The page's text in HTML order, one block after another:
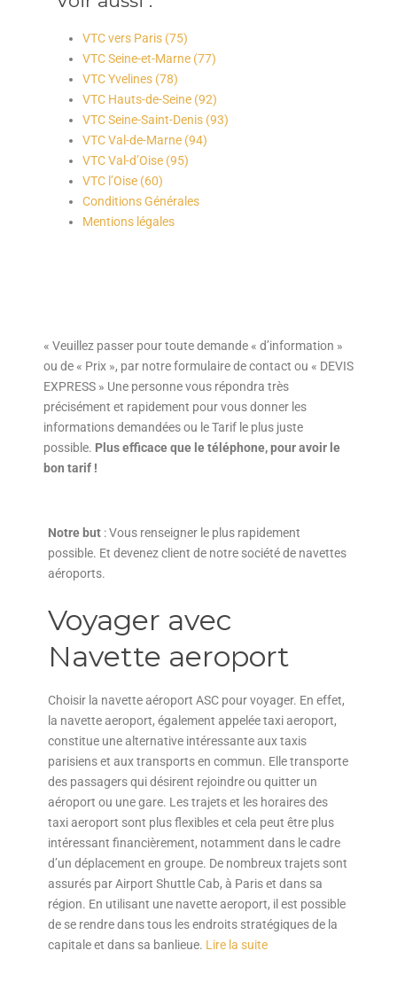
VTC vers Paris (75)
VTC Seine-et-Marne (77)
VTC Yvelines (78)
VTC Hauts-de-Seine (92)
VTC Seine-Saint-Denis (93)
VTC Val-de-Marne (94)
VTC Val-d’Oise (95)
VTC l’Oise (60)
Conditions Générales
Mentions légales
« Veuillez passer pour toute demande « d’information »
ou de « Prix », par notre formulaire de contact ou « DEVIS
EXPRESS » Une personne vous répondra très
précisément et rapidement pour vous donner les
informations demandées ou le Tarif le plus juste
possible. Plus efficace que le téléphone, pour avoir le
bon tarif !
Notre but : Vous renseigner le plus rapidement
possible. Et devenez client de notre société de navettes
aéroports.
Voyager avec
Navette aeroport
Choisir la navette aéroport ASC pour voyager. En effet,
la navette aeroport, également appelée taxi aeroport,
constitue une alternative intéressante aux taxis
parisiens et aux transports en commun. Elle transporte
des passagers qui désirent rejoindre ou quitter un
aéroport ou une gare. Les trajets et les horaires des
taxi aeroport sont plus flexibles et cela peut être plus
intéressant financièrement, notamment dans le cadre
d’un déplacement en groupe. De nombreux trajets sont
assurés par Airport Shuttle Cab, à Paris et dans sa
région. En utilisant une navette aeroport, il est possible
de se rendre dans tous les endroits stratégiques de la
capitale et dans sa banlieue. Lire la suite